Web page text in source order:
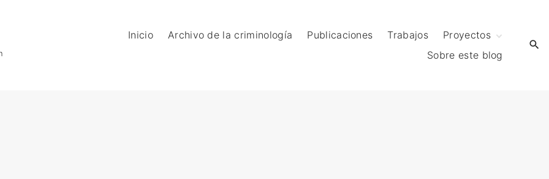
Inicio Archivo de la criminología Publicaciones Trabajos Proyectos
Proyecto MEC
Sobre este blog